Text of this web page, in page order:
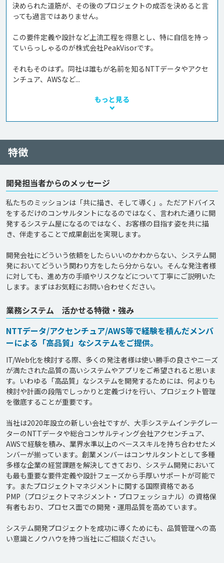
決められた道筋が、その後のプロジェクトの成否を決めると言
っても過言ではありません。
この要件定義や設計など上流工程を得意とし、特に自信を持っ
ていらっしゃるのが株式会社PeakVisorです。
それもそのはず。同社は誰もが名前を知るNTTデータやアクセ
ンチュア、AWSなど...
もっと見る
特徴
開発担当者からのメッセージ
私たちのミッションは「共に描き、そして導く」。ただアドバイス
をするだけのコンサルタントになるのではなく、言われた通りに開
発するシステム屋になるのではなく、お客様の目指す姿を共に描
き、伴走することで成果創出を実現します。
開発会社にどういう依頼をしたらいいのかわからない、システム開
発においてどういう関わり方をしたら分からない。そんな発注者様
に対しても、進め方の手順やリスクなどについて丁寧にご説明いた
業務システム 活かせる特徴・強み
NTTデータ/アクセンチュア/AWS等で経験を積んだメンバ
ーによる「高品質」なシステムをご提供。
IT/Web化を検討する際、多くの発注者様は使い勝手の良さやニーズ
が満たされた品質の高いシステムやアプリをご希望されると思いま
す。いわゆる「高品質」なシステムを開発するためには、何よりも
検討や計画の段階でしっかりと定義づけを行い、プロジェクト管理
を徹底することが重要です。
当社は2020年設立の新しい会社ですが、大手システムインテグレー
ターのNTTデータや総合コンサルティング会社アクセンチュア、
AWSで経験を積み、業界水準以上のベーススキルを持ち合わせたメ
ンバーが揃っています。創業メンバーはコンサルタントとして多種
多様な企業の経営課題を解決してきており、システム開発において
も最も重要な要件定義や設計フェーズから手厚いサポートが可能で
す。またプロジェクトマネジメントに関する国際資格である
PMP（プロジェクトマネジメント・プロフェッショナル）の資格保
有者もおり、プロセス面での開発・運用品質を高めています。
システム開発プロジェクトを成功に導くためにも、品質管理への高